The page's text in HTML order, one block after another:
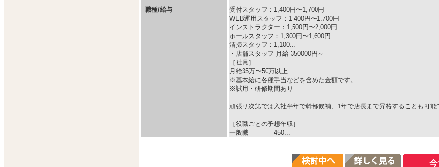
職種/給与
受付スタッフ：1,400円〜1,700円
WEB運用スタッフ：1,400円〜1,700円
インストラクター：1,500円〜2,000円
ホールスタッフ：1,300円〜1,600円
清掃スタッフ：1,100...
・店舗スタッフ 月給 350000円～
［社員］
月給35万〜50万以上
※基本給に各種手当などを含めた金額です。
※試用・研修期間あり
頑張り次第では入社半年で幹部候補、1年で店長まで昇格することも可能
［役職ごとの予想年収］
一般職 450...